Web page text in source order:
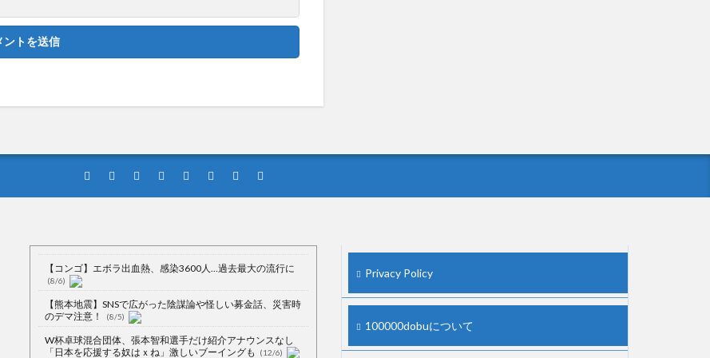
【コンゴ】エボラ出血熱、感染3600人…過去最大の流行に
(8/6)
【熊本地震】SNSで広がった陰謀論や怪しい募金話、災害時
のデマ注意！
(8/5)
W杯卓球混合団体、張本智和選手だけ紹介アナウンスなし
「日本を応援する奴はｘね」激しいブーイングも
(12/6)
Privacy Policy
100000dobuについて